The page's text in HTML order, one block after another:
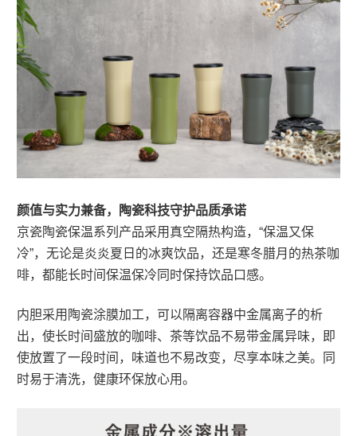
颜值与实力兼备，陶瓷科技守护品质承诺
京瓷陶瓷保温系列产品采用真空隔热构造，“保温又保
冷”，无论是炎炎夏日的冰爽饮品，还是寒冬腊月的热茶咖
啡，都能长时间保温保冷同时保持饮品口感。
内胆采用陶瓷涂膜加工，可以隔离容器中金属离子的析
出，使长时间盛放的咖啡、茶等饮品不易带金属异味，即
使放置了一段时间，味道也不易改变，尽享本味之美。同
时易于清洗，健康环保放心用。